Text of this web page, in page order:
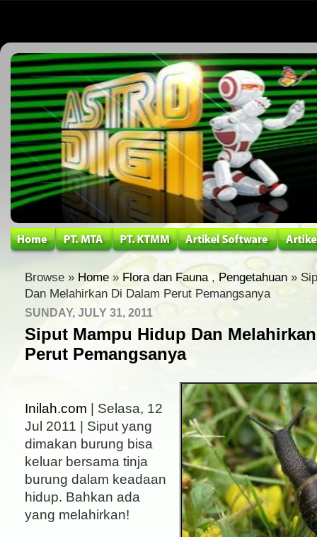
Browse » Home » Flora dan Fauna,Pengetahuan »
Dan Melahirkan Di Dalam Perut Pemangsanya
SUNDAY, JULY 31, 2011
Siput Mampu Hidup Dan
Perut Pemangsanya
Inilah.com | Selasa, 12
Jul 2011 | Siput yang
dimakan burung bisa
keluar bersama tinja
burung dalam keadaan
hidup. Bahkan ada
yang melahirkan!